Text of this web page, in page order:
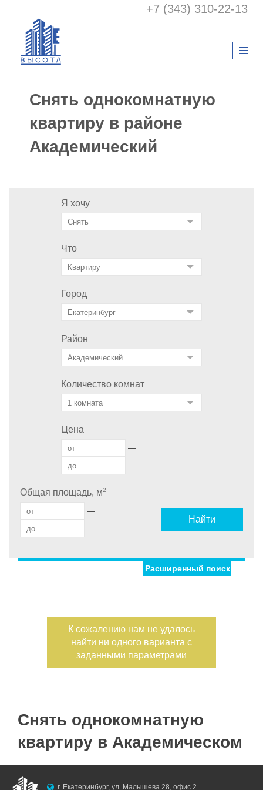
+7 (343) 310-22-13
Снять однокомнатную
квартиру в районе
Академический
Я хочу
Что
Город
Район
Количество комнат
Цена
—
Общая площадь, м2
—
Найти
Дом
Жилая площадь
Площадь кухни
—
Балконов
—
Расширенный поиск
Снять однокомнатную
квартиру в Академическом
К сожалению нам не удалось
найти ни одного варианта с
заданными параметрами
г. Екатеринбург, ул. Малышева 28, офис 2